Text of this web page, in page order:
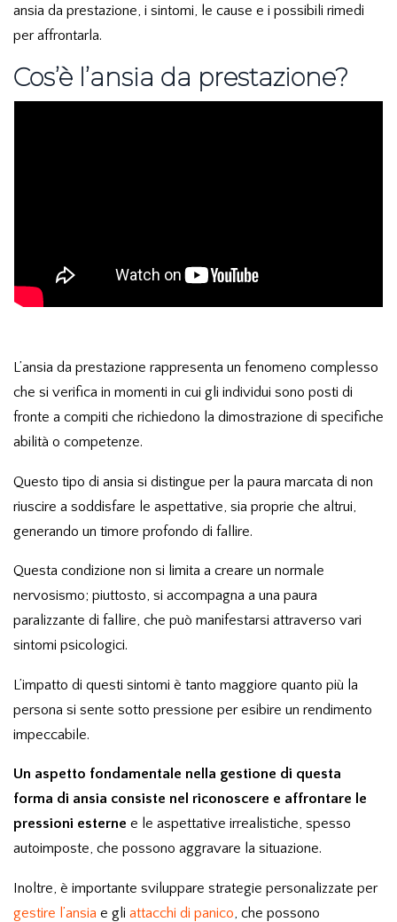
ansia da prestazione, i sintomi, le cause e i possibili rimedi
per affrontarla.
Cos’è l’ansia da prestazione?
L’ansia da prestazione rappresenta un fenomeno complesso
che si verifica in momenti in cui gli individui sono posti di
fronte a compiti che richiedono la dimostrazione di specifiche
abilità o competenze.
Questo tipo di ansia si distingue per la paura marcata di non
riuscire a soddisfare le aspettative, sia proprie che altrui,
generando un timore profondo di fallire.
Questa condizione non si limita a creare un normale
nervosismo; piuttosto, si accompagna a una paura
paralizzante di fallire, che può manifestarsi attraverso vari
sintomi psicologici.
L’impatto di questi sintomi è tanto maggiore quanto più la
persona si sente sotto pressione per esibire un rendimento
impeccabile.
Un aspetto fondamentale nella gestione di questa
forma di ansia consiste nel riconoscere e affrontare le
pressioni esterne e le aspettative irrealistiche, spesso
autoimposte, che possono aggravare la situazione.
Inoltre, è importante sviluppare strategie personalizzate per
gestire l’ansia e gli attacchi di panico, che possono